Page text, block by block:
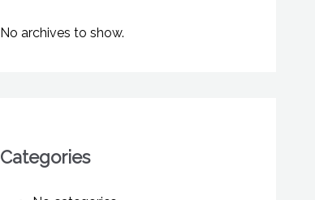
No archives to show.
Categories